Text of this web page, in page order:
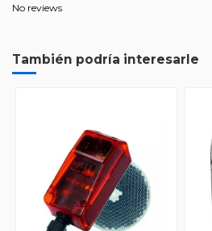
No reviews
También podría interesarle